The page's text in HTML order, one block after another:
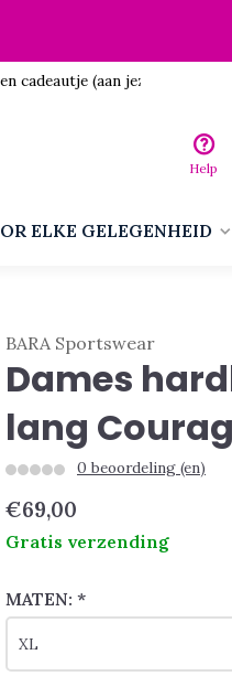
cadeautje (aan jezelf)!
Help
ELKE GELEGENHEID
BARA Sportswear
Dames
lang
0 beoordeling (en)
€69,00
Gratis verzending
MATEN: *